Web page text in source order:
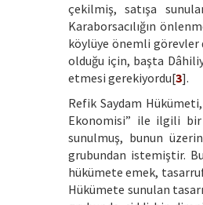
çekilmiş, satışa
Karaborsacılığın
köylüye önemli görevler
olduğu için, başta
etmesi gerekiyordu[3].
Refik Saydam
Ekonomisi” ile ilgili bir
sunulmuş, bunun
grubundan istemiştir.
hükümete emek,
Hükümete sunulan